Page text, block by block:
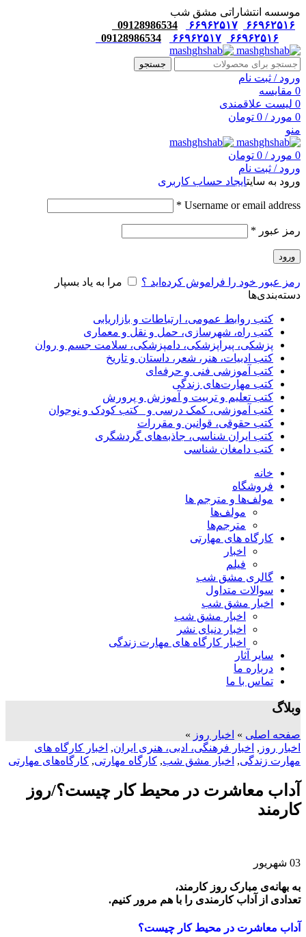
موسسه انتشاراتی مشق شب
۶۶۹۶۲۵۱۶
۶۶۹۶۲۵۱۷
09128986534
۶۶۹۶۲۵۱۶
۶۶۹۶۲۵۱۷ 09128986534
جستجو
ورود / ثبت نام
0 مقایسه
0 لیست علاقمندی
0 مورد /
0 تومان
منو
0 مورد /
0 تومان
ورود / ثبت نام
ورود به سایتایجاد حساب کاربری
Username or email address
*
رمز عبور *
ورود
رمز عبور خود را فراموش کرده‌اید ؟
مرا به یاد بسپار
دسته‌بندی‌ها
کتب روابط عمومی، ارتباطات و بازاریابی
کتب راه، شهرسازی، حمل و نقل و معماری
پزشکی، پیراپزشکی، دامپزشکی، سلامت جسم و روان
کتب ادبیات، هنر، شعر، داستان و تاریخ
کتب آموزشی فنی و حرفه‌ای
کتب مهارت‌های زندگی
کتب تعلیم و تربیت و آموزش و پرورش
کتب آموزشی، کمک درسی و _کتب کودک و نوجوان
کتب حقوقی، قوانین و مقررات
کتب ایران شناسی، جاذبه‌های گردشگری
کتب دامغان شناسی
خانه
فروشگاه
مولف‌ها و مترجم ها
مولف‌ها
مترجم‌ها
کارگاه های مهارتی
اخبار
فیلم
گالری مشق شب
سوالات متداول
اخبار مشق شب
اخبار مشق شب
اخبار دنیای نشر
اخبار کارگاه های مهارت زندگی
سایر آثار
درباره ما
تماس با ما
وبلاگ
صفحه اصلی » اخبار روز »
اخبار روز , اخبار فرهنگی، ادبی، هنری ایران, اخبار کارگاه های
مهارت زندگی, اخبار مشق شب, کارگاه مهارتی, کارگاه‌های مهارتی
آداب معاشرت در محیط کار چیست؟/روز
کارمند
03 شهریور
به بهانه‌ی مبارک روز کارمند،
تعدادی از آداب کارمندی را با هم مرور کنیم.
آداب معاشرت در محیط کار چیست؟